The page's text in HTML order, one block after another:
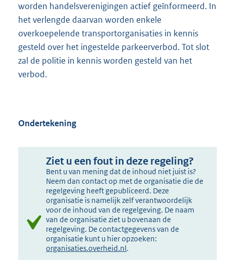
worden handelsverenigingen actief geïnformeerd. In
het verlengde daarvan worden enkele
overkoepelende transportorganisaties in kennis
gesteld over het ingestelde parkeerverbod. Tot slot
zal de politie in kennis worden gesteld van het
verbod.
Ondertekening
Ziet u een fout in deze regeling?
Bent u van mening dat de inhoud niet juist is?
Neem dan contact op met de organisatie die de
regelgeving heeft gepubliceerd. Deze
organisatie is namelijk zelf verantwoordelijk
voor de inhoud van de regelgeving. De naam
van de organisatie ziet u bovenaan de
regelgeving. De contactgegevens van de
organisatie kunt u hier opzoeken:
organisaties.overheid.nl.